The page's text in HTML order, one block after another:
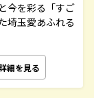
今を彩る「すご
埼玉愛あふれる
細を見る